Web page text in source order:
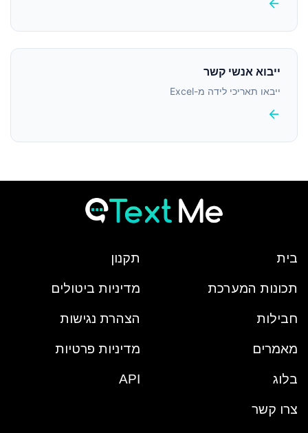
arrow_back
ייבוא אנשי קשר
ייבאו תאריכי לידה מ-Excel
arrow_back
בית
תכונות המערכת
חבילות
מאמרים
בלוג
צרו קשר
תקנון
מדיניות ביטולים
הצהרת נגישות
מדיניות פרטיות
API